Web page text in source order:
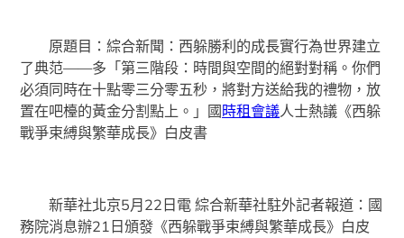
原題目：綜合新聞：西躲勝利的成長實行為世界建立
了典范——多「第三階段：時間與空間的絕對對稱。你們
必須同時在十點零三分零五秒，將對方送給我的禮物，放
置在吧檯的黃金分割點上。」國 時租會議人士熱議《西躲
戰爭束縛與繁華成長》白皮書
新華社北京5月22日電 綜合新華社駐外記者報道：國
務院消息辦21日頒發《西躲戰爭束縛與繁華成長》白皮